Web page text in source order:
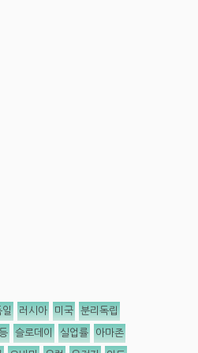
일 러시아 미국 분리독립
슬로데이 실업률 아마존